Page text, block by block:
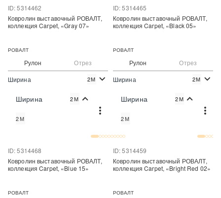
Рулон Отрез
ID: 5314462
Цена:
Ковролин выставочный РОВАЛТ,
коллекция Carpet, «Gray 07»
РОВАЛТ
Ширина 2М
Ширина 2М
2М
Рулон Отрез
ID: 5314465
Цена:
Ковролин выставочный РОВАЛТ,
коллекция Carpet, «Black 05»
РОВАЛТ
Ширина 2М
Ширина 2М
2М
ID: 5314468
Ковролин выставочный РОВАЛТ,
коллекция Carpet, «Blue 15»
РОВАЛТ
ID: 5314459
Ковролин выставочный РОВАЛТ,
коллекция Carpet, «Bright Red 02»
РОВАЛТ